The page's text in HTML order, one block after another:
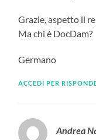
Grazie, aspetto il
Ma chi è DocDam?
Germano
ACCEDI PER
Andrea